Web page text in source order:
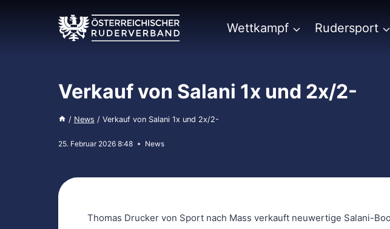
Wettkampf Rudersport
Verkauf von Salani 1x und 2x/2-
/ News / Verkauf von Salani 1x und 2x/2-
25. Februar 2026 8:48 News
Thomas Drucker von Sport nach Mass verkauft neuwertige Salani-